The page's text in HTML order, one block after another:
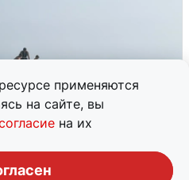
применяются
на сайте, вы
на их